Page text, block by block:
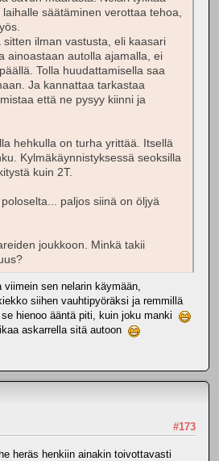
säätäminen verottaa tehoa,
sitten ilman vastusta, eli kaasari
ainoastaan autolla ajamalla, ei
Tolla huudattamisella saa
Ja kannattaa tarkastaa
että ne pysyy kiinni ja
hehkulla on turha yrittää. Itsellä
Kylmäkäynnistyksessä seoksilla
kuin 2T.
paljos siinä on öljyä
joukkoon. Minkä takii
viimein sen nelarin käymään,
siihen vauhtipyöräksi ja remmillä
hienoo ääntä piti, kuin joku manki
askarrella sitä autoon
#173
heräs henkiin ainakin toivottavasti